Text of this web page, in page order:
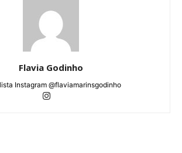
Flavia Godinho
Instagram @flaviamarinsgodinho